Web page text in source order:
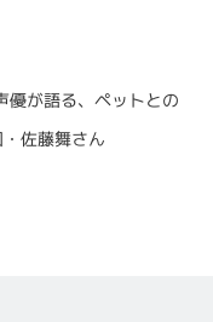
優が語る、ペットとの
佐藤舞さん